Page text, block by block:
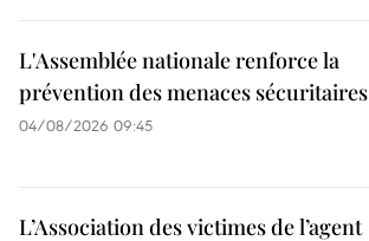
L'Assemblée nationale renforce la
prévention des menaces sécuritaires
04/08/2026 09:45
L’Association des victimes de l’agent